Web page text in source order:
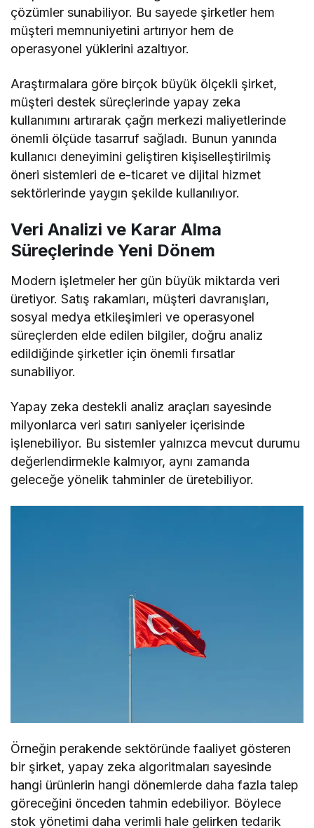
çözümler sunabiliyor. Bu sayede şirketler hem
müşteri memnuniyetini artırıyor hem de
operasyonel yüklerini azaltıyor.
Araştırmalara göre birçok büyük ölçekli şirket,
müşteri destek süreçlerinde yapay zeka
kullanımını artırarak çağrı merkezi maliyetlerinde
önemli ölçüde tasarruf sağladı. Bunun yanında
kullanıcı deneyimini geliştiren kişiselleştirilmiş
öneri sistemleri de e-ticaret ve dijital hizmet
sektörlerinde yaygın şekilde kullanılıyor.
Veri Analizi ve Karar Alma
Süreçlerinde Yeni Dönem
Modern işletmeler her gün büyük miktarda veri
üretiyor. Satış rakamları, müşteri davranışları,
sosyal medya etkileşimleri ve operasyonel
süreçlerden elde edilen bilgiler, doğru analiz
edildiğinde şirketler için önemli fırsatlar
sunabiliyor.
Yapay zeka destekli analiz araçları sayesinde
milyonlarca veri satırı saniyeler içerisinde
işlenebiliyor. Bu sistemler yalnızca mevcut durumu
değerlendirmekle kalmıyor, aynı zamanda
geleceğe yönelik tahminler de üretebiliyor.
Örneğin perakende sektöründe faaliyet gösteren
bir şirket, yapay zeka algoritmaları sayesinde
hangi ürünlerin hangi dönemlerde daha fazla talep
göreceğini önceden tahmin edebiliyor. Böylece
stok yönetimi daha verimli hale gelirken tedarik